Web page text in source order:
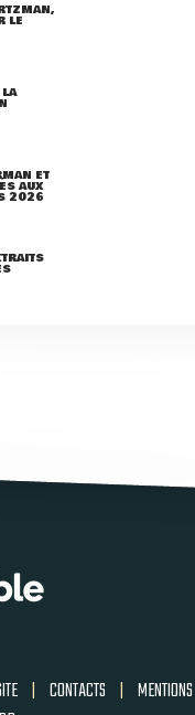
LE
ET
AUX
2026
| CONTACTS | MENTIONS